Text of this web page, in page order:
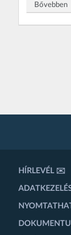
Bővebben
HÍRLEVÉL ✉️